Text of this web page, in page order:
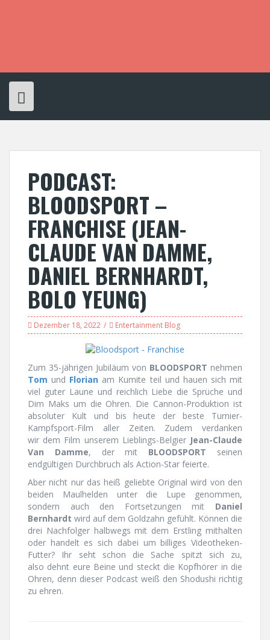
PODCAST:
BLOODSPORT –
FRANCHISE (JEAN-
CLAUDE VAN DAMME,
DANIEL BERNHARDT,
BOLO YEUNG)
Dezember 18, 2022 Entertainment Blog
Zum 35-jährigen Jubiläum von BLOODSPORT nehmen
Tom und Florian am Kumite teil und hauen sich mit
viel guter Laune und reichlich Liebe die Sprüche und
Dim Maks um die Ohren. Die Cannon-Produktion ist
absoluter Kult und bis heute der beste Turnier-
Kampfsport-Film aller Zeiten. Zudem verdanken
wir dem Film unserem Lieblings-Belgier Jean-Claude
Van Damme, der mit BLOODSPORT seinen
endgültigen Durchbruch als Action-Star feierte.
Aber nicht nur das heiß geliebte Original wird von den
beiden Maulhelden unter die Lupe genommen,
sondern auch den Fortsetzungen mit Daniel
Bernhardt wird auf dem Goldzahn gefühlt. Können die
drei Nachfolger halbwegs mit dem Erstling mithalten
oder handelt es sich dabei um billiges Videotheken-
Futter? Ihr seht schon die Sache spitzt sich zu,
also dehnt eure Beine und steckt die Kopfhörer in die
Ohren, denn dieser Podcast weiß den Shodushi richtig
zu ehren.